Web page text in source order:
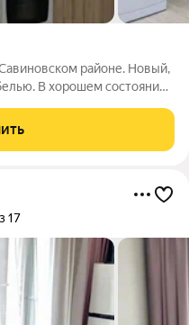
районе. Новый,
В хорошем состоянии.
17